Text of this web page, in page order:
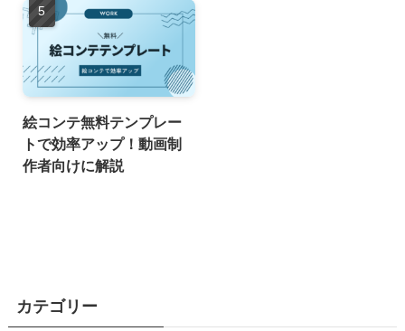
絵コンテ無料テンプレー
トで効率アップ！動画制
作者向けに解説
カテゴリー